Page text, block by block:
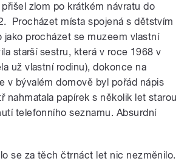
zlom po krátkém návratu do
Procházet místa spojená s dětstvím
jako procházet se muzeem vlastní
starší sestru, která v roce 1968 v
už vlastní rodinu), dokonce na
v bývalém domově byl pořád nápis
nahmatala papírek s několik let starou
telefonního seznamu. Absurdní
se za těch čtrnáct let nic nezměnilo.